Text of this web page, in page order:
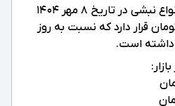
، قیمت‌ انواع نبشی در تاریخ ۸ مهر ۱۴۰۴
بازه 40,000 تا 44,100 تومان قرار دارد که نسبت به روز